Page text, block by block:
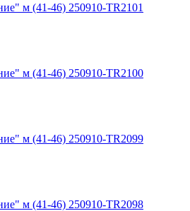
м (41-46) 250910-TR2101
м (41-46) 250910-TR2100
м (41-46) 250910-TR2099
м (41-46) 250910-TR2098